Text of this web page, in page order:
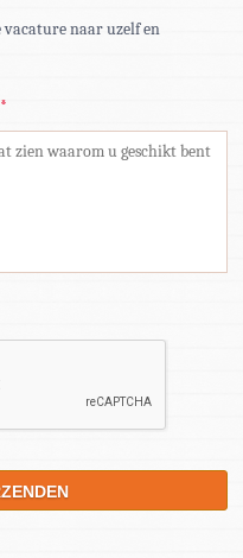
vacature naar uzelf en
*